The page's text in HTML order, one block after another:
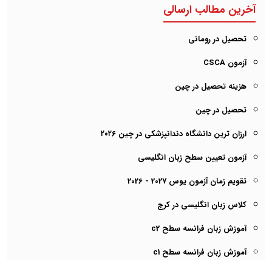
آخرین مطالب ارسالی
تحصیل در رومانی
آزمون CSCA
هزینه تحصیل در چین
تحصیل در چین
ارزان ترین دانشگاه دندانپزشکی در چین ۲۰۲6
آزمون تعیین سطح زبان انگلیسی
تقویم زمان آزمون یوس 2027 - 2026
کلاس زبان انگلیسی در کرج
آموزش زبان فرانسه سطح c2
آموزش زبان فرانسه سطح c1